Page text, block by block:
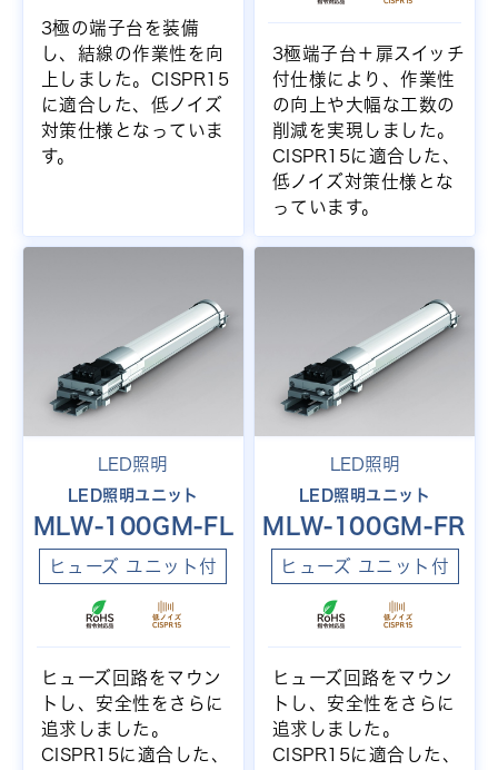
3極の端子台を装備
し、結線の作業性を向
上しました。CISPR15
に適合した、低ノイズ
対策仕様となっていま
す。
3極端子台＋扉スイッチ
付仕様により、作業性
の向上や大幅な工数の
削減を実現しました。
CISPR15に適合した、
低ノイズ対策仕様とな
っています。
LED照明
LED照明ユニット
MLW-100GM-FL
ヒューズ ユニット付
ヒューズ回路をマウン
トし、安全性をさらに
追求しました。
CISPR15に適合した、
LED照明
LED照明ユニット
MLW-100GM-FR
ヒューズ ユニット付
ヒューズ回路をマウン
トし、安全性をさらに
追求しました。
CISPR15に適合した、